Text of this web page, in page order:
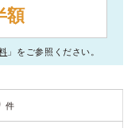
額
」をご参照ください。
件